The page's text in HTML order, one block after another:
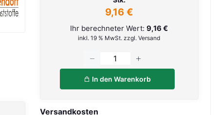
9,16 €
Ihr berechneter Wert:9,16 €
inkl. 19 % MwSt. zzgl. Versand
In den Warenkorb
Versandkosten